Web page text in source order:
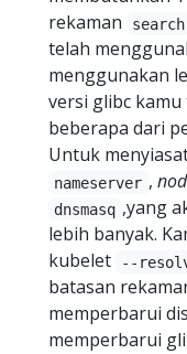
rekaman
search
telah
menggunakan
versi glibc
beberapa dari
Untuk
nameserver ,
dnsmasq ,yang
lebih banyak.
kubelet
--
batasan
memperbarui
memperbarui